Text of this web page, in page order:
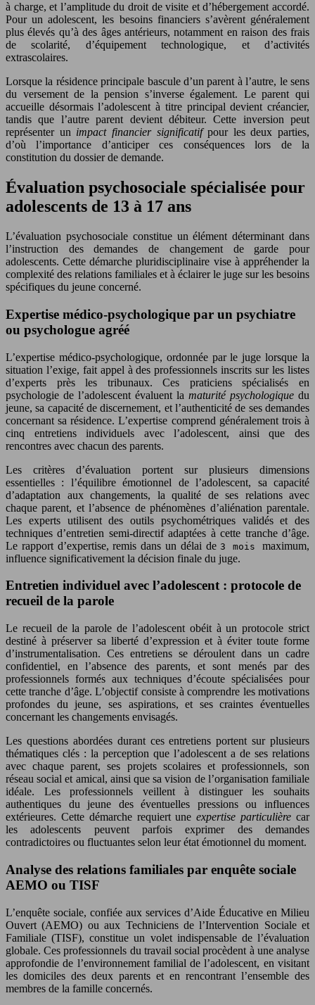
à charge, et l’amplitude du droit de visite et d’hébergement accordé.
Pour un adolescent, les besoins financiers s’avèrent généralement
plus élevés qu’à des âges antérieurs, notamment en raison des frais
de scolarité, d’équipement technologique, et d’activités
extrascolaires.
Lorsque la résidence principale bascule d’un parent à l’autre, le sens
du versement de la pension s’inverse également. Le parent qui
accueille désormais l’adolescent à titre principal devient créancier,
tandis que l’autre parent devient débiteur. Cette inversion peut
représenter un impact financier significatifpour les deux parties,
d’où l’importance d’anticiper ces conséquences lors de la
constitution du dossier de demande.
Évaluation psychosociale spécialisée pour
adolescents de 13 à 17 ans
L’évaluation psychosociale constitue un élément déterminant dans
l’instruction des demandes de changement de garde pour
adolescents. Cette démarche pluridisciplinaire vise à appréhender la
complexité des relations familiales et à éclairer le juge sur les besoins
spécifiques du jeune concerné.
Expertise médico-psychologique par un psychiatre
ou psychologue agréé
L’expertise médico-psychologique, ordonnée par le juge lorsque la
situation l’exige, fait appel à des professionnels inscrits sur les listes
d’experts près les tribunaux. Ces praticiens spécialisés en
psychologie de l’adolescent évaluent la maturité psychologique du
jeune, sa capacité de discernement, et l’authenticité de ses demandes
concernant sa résidence. L’expertise comprend généralement trois à
cinq entretiens individuels avec l’adolescent, ainsi que des
rencontres avec chacun des parents.
Les critères d’évaluation portent sur plusieurs dimensions
essentielles : l’équilibre émotionnel de l’adolescent, sa capacité
d’adaptation aux changements, la qualité de ses relations avec
chaque parent, et l’absence de phénomènes d’aliénation parentale.
Les experts utilisent des outils psychométriques validés et des
techniques d’entretien semi-directif adaptées à cette tranche d’âge.
Le rapport d’expertise, remis dans un délai de 3 moismaximum,
influence significativement la décision finale du juge.
Entretien individuel avec l’adolescent : protocole de
recueil de la parole
Le recueil de la parole de l’adolescent obéit à un protocole strict
destiné à préserver sa liberté d’expression et à éviter toute forme
d’instrumentalisation. Ces entretiens se déroulent dans un cadre
confidentiel, en l’absence des parents, et sont menés par des
professionnels formés aux techniques d’écoute spécialisées pour
cette tranche d’âge. L’objectif consiste à comprendre les motivations
profondes du jeune, ses aspirations, et ses craintes éventuelles
concernant les changements envisagés.
Les questions abordées durant ces entretiens portent sur plusieurs
thématiques clés : la perception que l’adolescent a de ses relations
avec chaque parent, ses projets scolaires et professionnels, son
réseau social et amical, ainsi que sa vision de l’organisation familiale
idéale. Les professionnels veillent à distinguer les souhaits
authentiques du jeune des éventuelles pressions ou influences
extérieures. Cette démarche requiert uneexpertise particulièrecar
les adolescents peuvent parfois exprimer des demandes
contradictoires ou fluctuantes selon leur état émotionnel du moment.
Analyse des relations familiales par enquête sociale
AEMO ou TISF
L’enquête sociale, confiée aux services d’Aide Éducative en Milieu
Ouvert (AEMO) ou aux Techniciens de l’Intervention Sociale et
Familiale (TISF), constitue un volet indispensable de l’évaluation
globale. Ces professionnels du travail social procèdent à une analyse
approfondie de l’environnement familial de l’adolescent, en visitant
les domiciles des deux parents et en rencontrant l’ensemble des
membres de la famille concernés.